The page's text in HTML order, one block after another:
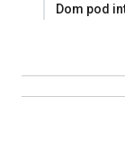
Dom pod